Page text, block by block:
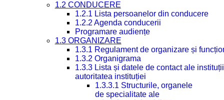
1.2 CONDUCERE
1.2.1 Lista persoanelor din conducere
1.2.2 Agenda conducerii
Programare audiențe
1.3 ORGANIZARE
1.3.1 Regulament de organizare și
1.3.2 Organigrama
1.3.3 Lista și datele de contact ale
autoritatea instituției
1.3.3.1 Structurile, organele
de specialitate ale